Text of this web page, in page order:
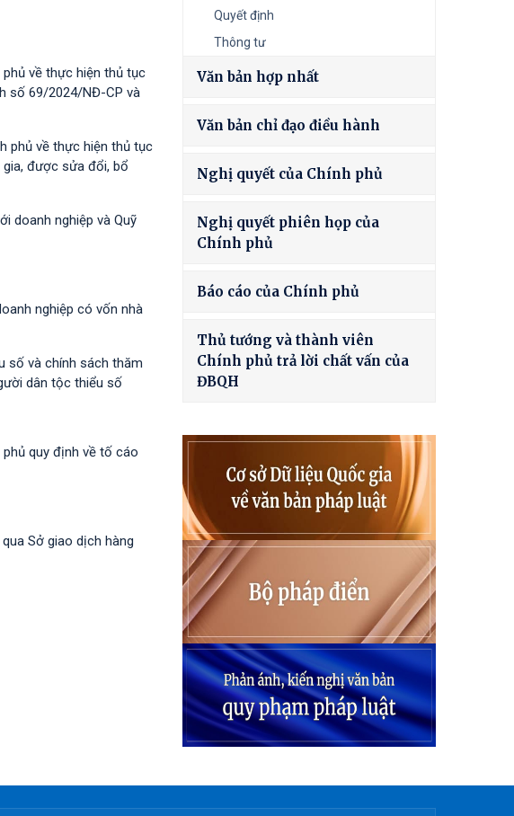
về thực hiện thủ tục
số 69/2024/NĐ-CP và
phủ về thực hiện thủ tục
được sửa đổi, bổ
doanh nghiệp và Quỹ
nghiệp có vốn nhà
số và chính sách thăm
dân tộc thiểu số
quy định về tố cáo
Sở giao dịch hàng
Quyết định
Thông tư
Văn bản hợp nhất
Văn bản chỉ đạo điều hành
Nghị quyết của Chính phủ
Nghị quyết phiên họp của
Chính phủ
Báo cáo của Chính phủ
Thủ tướng và thành viên
Chính phủ trả lời chất vấn của
ĐBQH